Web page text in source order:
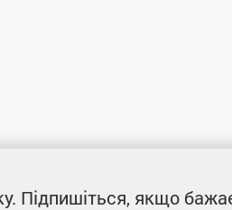
. Підпишіться, якщо